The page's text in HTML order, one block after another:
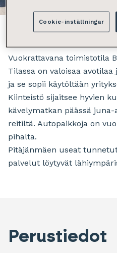
Vuokrattavana toimistotila
Tilassa on valoisaa
ja se sopii käytöltään
Kiinteistö sijaitsee hyvien
kävelymatkan päässä
reitiltä. Autopaikkoja on
pihalta.
Pitäjänmäen useat
palvelut löytyvät
Perustiedot
Cookie-inställningar